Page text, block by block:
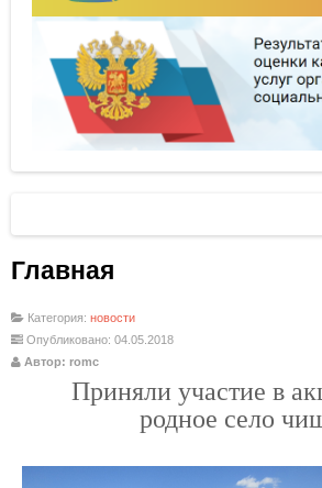
Главная
Категория: новости
Опубликовано: 04.05.2018
Автор: romc
Приняли участие в
родное село